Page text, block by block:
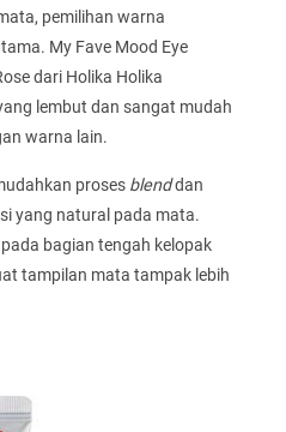
pemilihan warna
My Fave Mood Eye
dari Holika Holika
lembut dan sangat mudah
warna lain.
proses blenddan
yang natural pada mata.
bagian tengah kelopak
tampilan mata tampak lebih